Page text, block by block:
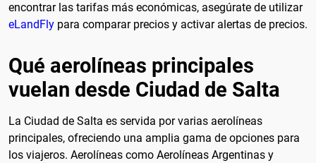
encontrar las tarifas más económicas, asegúrate de utilizar
eLandFly para comparar precios y activar alertas de precios.
Qué aerolíneas principales
vuelan desde Ciudad de Salta
La Ciudad de Salta es servida por varias aerolíneas
principales, ofreciendo una amplia gama de opciones para
los viajeros. Aerolíneas como Aerolíneas Argentinas y